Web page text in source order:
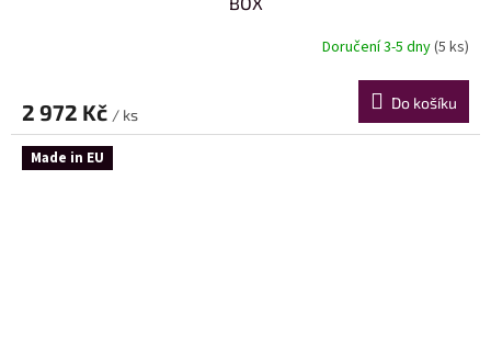
Doručení 3-5 dny(5 ks)
2 972 Kč / ks
Do košíku
Made in EU